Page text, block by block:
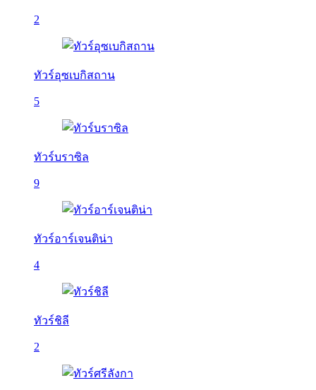
2
ทัวร์อุซเบกิสถาน
5
ทัวร์บราซิล
9
ทัวร์อาร์เจนติน่า
4
ทัวร์ชิลี
2